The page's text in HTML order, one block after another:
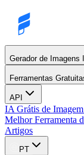
Gerador de Imagens
Ferramentas
API
IA Grátis de
Melhor Ferramenta
Artigos
PT